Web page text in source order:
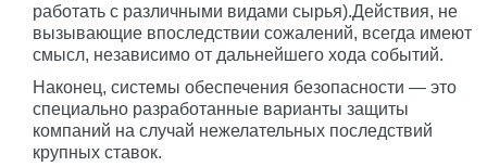
работать с различными видами сырья).Действия, не
вызывающие впоследствии сожалений, всегда имеют
смысл, независимо от дальнейшего хода событий.
Наконец, системы обеспечения безопасности — это
специально разработанные варианты защиты
компаний на случай нежелательных последствий
крупных ставок.